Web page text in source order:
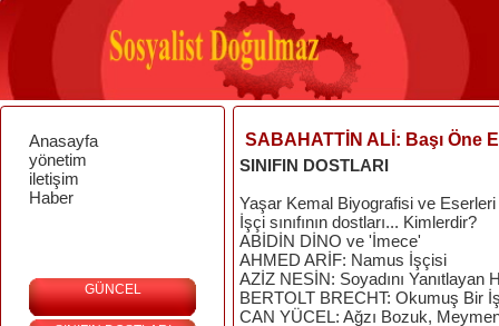
Anasayfa
yönetim
iletişim
Haber
GÜNCEL
SABAHATTİN ALİ: Başı Öne
SINIFIN DOSTLARI
Yaşar Kemal Biyografisi ve Eserleri
İşçi sınıfının dostları... Kimlerdir?
ABİDİN DİNO ve 'İmece'
AHMED ARİF: Namus İşçisi
AZİZ NESİN: Soyadını Yanıtlayan
BERTOLT BRECHT: Okumuş Bir
CAN YÜCEL: Ağzı Bozuk,